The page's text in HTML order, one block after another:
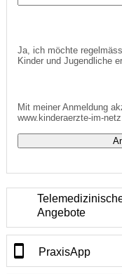
Ja, ich möchte
Kinder und Jugendliche
Mit meiner Anmeldung
www.kinderaerzte-im-
Angebote
PraxisApp